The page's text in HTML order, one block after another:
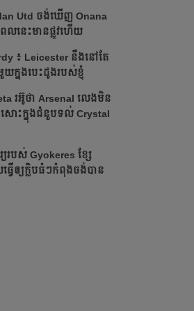
Utd ចង់​ឃើញ Onana
លនេះ​មាន​ផ្លូវ​ហើយ​​
៖ Leicester នឹង​នៅ​តែ​
ក្នុង​បេះដូង​របស់​ខ្ញុំ​
រអ៊ូ​ថា​​ Arsenal លេង​មិន​
ា​​សោះ​ក្នុង​ជំនួប​ទល់ Crystal
យ​​របស់ Gyokeres ខ្សែ​
វើ​ឲ្យ​ក្លិប​ធំៗ​កំពុង​ចង់បាន​